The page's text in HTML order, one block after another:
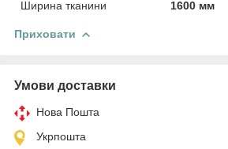
Ширина тканини
1600 мм
Приховати
Умови доставки
Нова Пошта
Укрпошта